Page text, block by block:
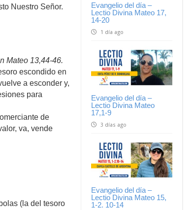
Evangelio del día –
Lectio Divina Mateo 17,
14-20
1 día ago
Evangelio del día –
Lectio Divina Mateo
17,1-9
3 días ago
Evangelio del día –
Lectio Divina Mateo 15,
1-2. 10-14
Nuestro Señor.
Mateo 13,44-46.
escondido en
a esconder y,
para
de
va, vende
(la del tesoro